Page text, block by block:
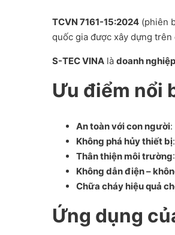
TCVN 7161-15:2024 (phiên
quốc gia được xây dựng trên
S-TEC VINA là doanh
Ưu điểm nổi
An toàn với con người
Không phá hủy thiết bị
Thân thiện môi trường
Không dẫn điện –
Chữa cháy hiệu quả
Ứng dụng